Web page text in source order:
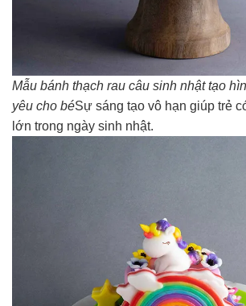
Mẫu bánh thạch rau câu sinh nhật tạo
yêu cho béSự sáng tạo vô hạn giúp trẻ
lớn trong ngày sinh nhật.